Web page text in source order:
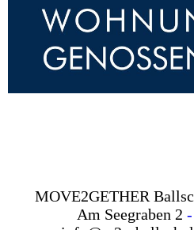
MOVE2GETHER
Am Seegraben 2